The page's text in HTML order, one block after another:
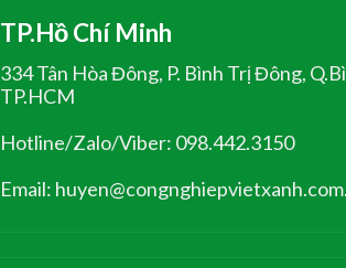
TP.Hồ Chí Minh
334 Tân Hòa Đông, P. Bình Trị Đông,
TP.HCM
Hotline/Zalo/Viber: 098.442.3150
Email: